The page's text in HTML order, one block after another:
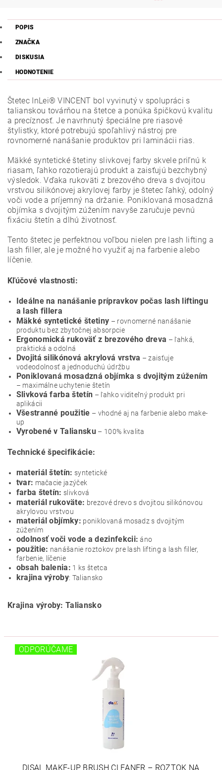
POPIS
ZNAČKA
DISKUSIA
HODNOTENIE
Štetec InLei® VINCENT bol vyvinutý v spolupráci s
talianskou továrňou na štetce a ponúka špičkovú kvalitu
a precíznosť. Je navrhnutý špeciálne pre riasové
štylistky, ktoré potrebujú spoľahlivý nástroj pre
rovnomerné nanášanie produktov pri laminácii rias.
Mäkké syntetické štetiny slivkovej farby skvele priľnú k
riasam, ľahko rozotierajú produkt a zaisťujú bezchybný
výsledok. Vďaka rukoväti z brezového dreva s dvojitou
vrstvou silikónovej akrylovej farby je štetec ľahký, odolný
voči vode a príjemný na držanie. Poniklovaná mosadzná
objímka s dvojitým zúžením navyše zaručuje pevnú
fixáciu štetín a dlhú životnosť.
Tento štetec je perfektnou voľbou nielen pre lash lifting a
lash filler, ale je možné ho využiť aj na farbenie alebo
líčenie.
Kľúčové vlastnosti:
Ideálne na nanášanie prípravkov počas lash liftingu
a lash fillera
Mäkké syntetické štetiny – rovnomerné nanášanie
produktu bez zbytočnej absorpcie
Ergonomická rukoväť z brezového dreva – ľahká,
praktická a odolná
Dvojitá silikónová akrylová vrstva – zaisťuje
vodeodolnosť a jednoduchú údržbu
Poniklovaná mosadzná objímka s dvojitým zúžením
– maximálne uchytenie štetín
Slivková farba štetín – ľahko viditeľný produkt pri
aplikácii
Všestranné použitie – vhodné aj na farbenie alebo make-
up
Vyrobené v Taliansku – 100% kvalita
Technické špecifikácie:
materiál štetín: syntetické
tvar: mačacie jazýček
farba štetín: slivková
materiál rukoväte: brezové drevo s dvojitou silikónovou
akrylovou vrstvou
materiál objímky: poniklovaná mosadz s dvojitým
zúžením
odolnosť voči vode a dezinfekcii: áno
použitie: nanášanie roztokov pre lash lifting a lash filler,
farbenie, líčenie
obsah balenia: 1 ks štetca
krajina výroby: Taliansko
Krajina výroby: Taliansko
ODPORÚČAME
DISAL MAKE-UP BRUSH CLEANER – ROZTOK NA